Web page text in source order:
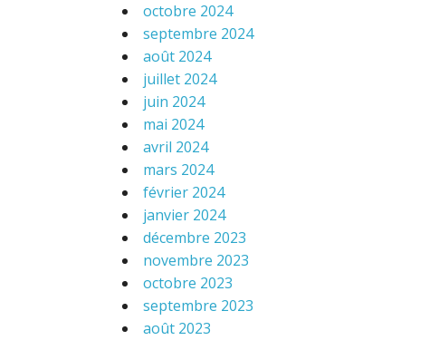
octobre 2024
septembre 2024
août 2024
juillet 2024
juin 2024
mai 2024
avril 2024
mars 2024
février 2024
janvier 2024
décembre 2023
novembre 2023
octobre 2023
septembre 2023
août 2023